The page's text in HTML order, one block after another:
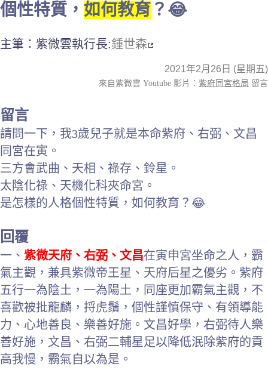
個性特質， 如何教育 ？😂
主筆：紫微雲執行長:鍾世森
2021年2月26日 (星期五)
來自紫微雲 Youtube 影片： 紫府同宮格局 留言
留言
請問一下，我3歲兒子就是本命紫府、右弼、文昌
同宮在寅。
三方會武曲、天相、祿存、鈴星。
太陰化祿、天機化科夾命宮。
是怎樣的人格個性特質，如何教育？😂
回覆
一、 紫微天府、右弼、文昌在寅申宮坐命之人，霸
氣主觀，兼具紫微帝王星、天府后星之優劣。紫府
五行一為陰土，一為陽土，同座更加霸氣主觀，不
喜歡被批龍麟，捋虎鬚，個性謹慎保守、有領導能
力、心地善良、樂善好施。文昌好學，右弼待人樂
善好施，文昌、右弼二輔星足以降低泯除紫府的貢
高我慢，霸氣自以為是。